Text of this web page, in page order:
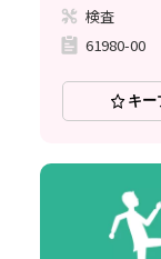
検査
61980-00
キー